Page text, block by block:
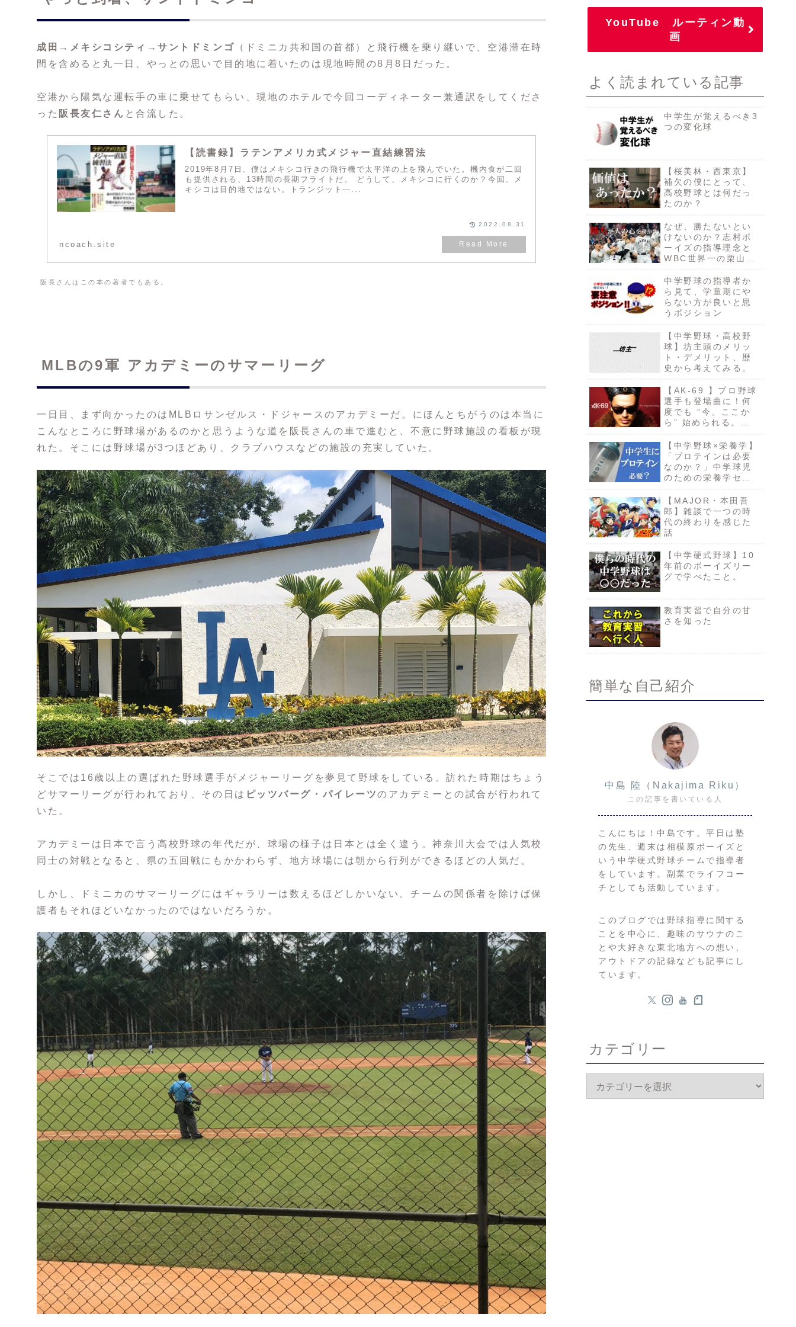
成田→メキシコシティ→サントドミンゴ （ドミニカ共和国の首都）と飛行機を乗り継いで、空港滞在時
間を含めると丸一日、やっとの思いで目的地に着いたのは現地時間の8月8日だった。
空港から陽気な運転手の車に乗せてもらい、現地のホテルで今回コーディネーター兼通訳をしてくださ
った 阪長友仁さん と合流した。
【読書録】ラテンアメリカ式メジャー直結練習法
2019年8月7日、僕はメキシコ行きの飛行機で太平洋の上を飛んでいた。機内食が二回
も提供される、13時間の長期フライトだ。 どうして、メキシコに行くのか？今回、メ
キシコは目的地ではない。トランジット―...
ncoach.site
2022.08.31
阪長さんはこの本の著者でもある。
MLBの9軍 アカデミーのサマーリーグ
一日目、まず向かったのはMLBロサンゼルス・ドジャースのアカデミーだ。にほんとちがうのは本当に
こんなところに野球場があるのかと思うような道を阪長さんの車で進むと、不意に野球施設の看板が現
れた。そこには野球場が3つほどあり、クラブハウスなどの施設の充実していた。
そこでは16歳以上の選ばれた野球選手がメジャーリーグを夢見て野球をしている。訪れた時期はちょう
どサマーリーグが行われており、その日は ピッツバーグ・パイレーツのアカデミーとの試合が行われて
いた。
アカデミーは日本で言う高校野球の年代だが、球場の様子は日本とは全く違う。神奈川大会では人気校
同士の対戦となると、県の五回戦にもかかわらず、地方球場には朝から行列ができるほどの人気だ。
しかし、ドミニカのサマーリーグにはギャラリーは数えるほどしかいない。チームの関係者を除けば保
護者もそれほどいなかったのではないだろうか。
YouTube ルーティン動
画
よく読まれている記事
中学生が覚えるべき3
つの変化球
【桜美林・西東京】
補欠の僕にとって、
高校野球とは何だっ
たのか？
なぜ、勝たないとい
けないのか？志村ボ
ーイズの指導理念と
WBC世界一の栗山監
る。
中学野球の指導者か
ら見て、学童期にや
らない方が良いと思
うポジション
【中学野球・高校野
球】坊主頭のメリッ
ト・デメリット、歴
史から考えてみる。
【AK-69 】プロ野球
選手も登場曲に！何
度でも “今、ここか
ら” 始められる。
AGAIN」
【中学野球×栄養学】
「プロテインは必要
なのか？」中学球児
のための栄養学セミ
【MAJOR・本田吾
郎】雑談で一つの時
代の終わりを感じた
話
【中学硬式野球】10
年前のボーイズリー
グで学べたこと。
教育実習で自分の甘
さを知った
簡単な自己紹介
中島 陸（Nakajima Riku）
この記事を書いている人
こんにちは！中島です。平日は塾
の先生、週末は相模原ボーイズと
いう中学硬式野球チームで指導者
をしています。副業でライフコー
チとしても活動しています。
このブログでは野球指導に関する
ことを中心に、趣味のサウナのこ
とや大好きな東北地方への想い、
アウトドアの記録なども記事にし
ています。
カテゴリー